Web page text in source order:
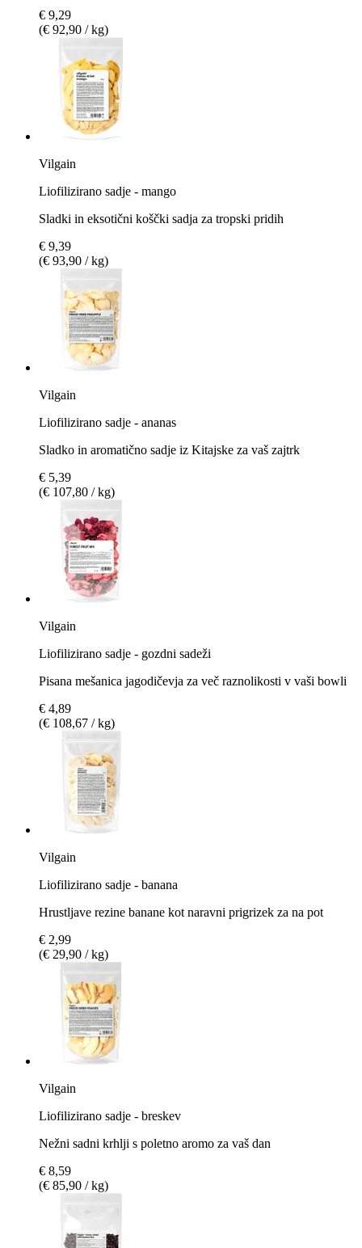
€ 9,29
(€ 92,90 / kg)
Vilgain
Liofilizirano sadje - mango
Sladki in eksotični koščki sadja za tropski pridih
€ 9,39
(€ 93,90 / kg)
Vilgain
Liofilizirano sadje - ananas
Sladko in aromatično sadje iz Kitajske za vaš zajtrk
€ 5,39
(€ 107,80 / kg)
Vilgain
Liofilizirano sadje - gozdni sadeži
Pisana mešanica jagodičevja za več raznolikosti v vaši bowli
€ 4,89
(€ 108,67 / kg)
Vilgain
Liofilizirano sadje - banana
Hrustljave rezine banane kot naravni prigrizek za na pot
€ 2,99
(€ 29,90 / kg)
Vilgain
Liofilizirano sadje - breskev
Nežni sadni krhlji s poletno aromo za vaš dan
€ 8,59
(€ 85,90 / kg)